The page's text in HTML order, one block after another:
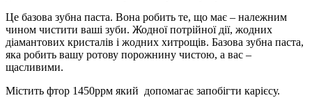
Це базова зубна паста. Вона робить те, що має – належним
чином чистити ваші зуби. Жодної потрійної дії, жодних
діамантових кристалів і жодних хитрощів. Базова зубна паста,
яка робить вашу ротову порожнину чистою, а вас –
щасливими.
Містить фтор 1450ррм який допомагає запобігти карієсу.